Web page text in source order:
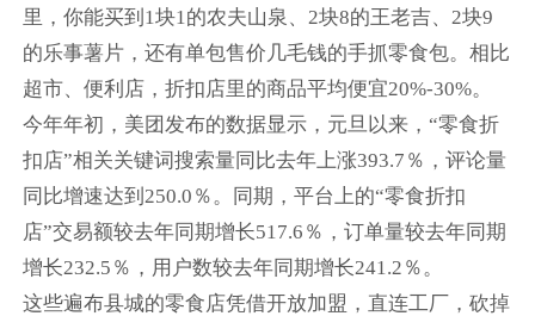
里，你能买到1块1的农夫山泉、2块8的王老吉、2块9
的乐事薯片，还有单包售价几毛钱的手抓零食包。相比
超市、便利店，折扣店里的商品平均便宜20%-30%。
今年年初，美团发布的数据显示，元旦以来，“零食折
扣店”相关关键词搜索量同比去年上涨393.7％，评论量
同比增速达到250.0％。同期，平台上的“零食折扣
店”交易额较去年同期增长517.6％，订单量较去年同期
增长232.5％，用户数较去年同期增长241.2％。
这些遍布县城的零食店凭借开放加盟，直连工厂，砍掉